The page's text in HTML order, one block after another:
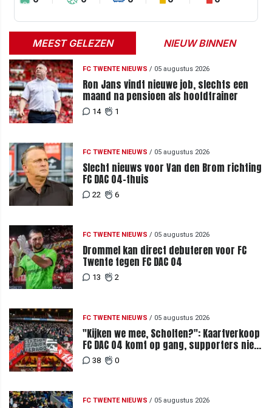
MEEST GELEZEN NIEUW BINNEN
FC TWENTE NIEUWS / 05 augustus 2026
Ron Jans vindt nieuwe job, slechts een
maand na pensioen als hoofdtrainer
14 1
FC TWENTE NIEUWS / 05 augustus 2026
Slecht nieuws voor Van den Brom richting
FC DAC 04-thuis
22 6
FC TWENTE NIEUWS / 05 augustus 2026
Drommel kan direct debuteren voor FC
Twente tegen FC DAC 04
13 2
FC TWENTE NIEUWS / 05 augustus 2026
"Kijken we mee, Scholten?": Kaartverkoop
FC DAC 04 komt op gang, supporters niet
blij met ticketprijzen
38 0
FC TWENTE NIEUWS / 05 augustus 2026